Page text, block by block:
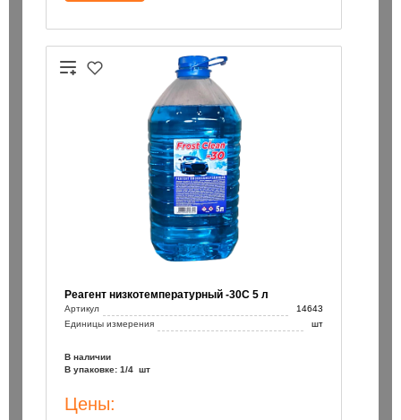
Реагент низкотемпературный -30С 5 л
Артикул
14643
Единицы измерения
шт
В наличии
В упаковке: 1/4 шт
Цены: